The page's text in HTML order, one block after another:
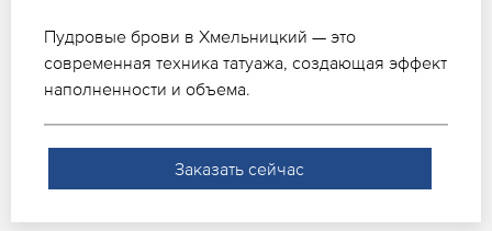
Пудровые брови в Хмельницкий — это
современная техника татуажа, создающая эффект
наполненности и объема.
Заказать сейчас